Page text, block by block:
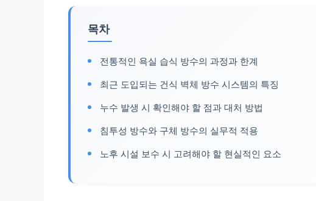
목차
전통적인 욕실 습식 방수의 과정과 한계
최근 도입되는 건식 벽체 방수 시스템의 특징
누수 발생 시 확인해야 할 점과 대처 방법
침투성 방수와 구체 방수의 실무적 적용
노후 시설 보수 시 고려해야 할 현실적인 요소